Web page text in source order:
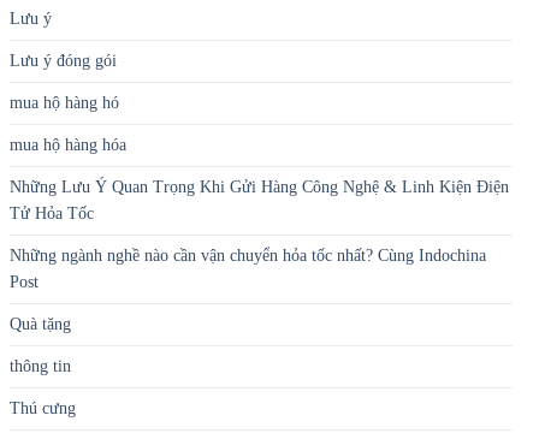
Lưu ý
Lưu ý đóng gói
mua hộ hàng hó
mua hộ hàng hóa
Những Lưu Ý Quan Trọng Khi Gửi Hàng Công Nghệ & Linh Kiện Điện
Tử Hỏa Tốc
Những ngành nghề nào cần vận chuyển hỏa tốc nhất? Cùng Indochina
Post
Quà tặng
thông tin
Thú cưng